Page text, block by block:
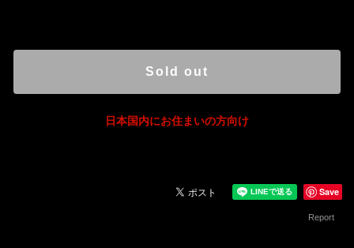
Sold out
日本国内にお住まいの方向け
Save
Report